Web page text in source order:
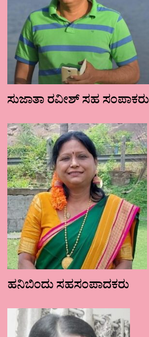
ಸುಜಾತಾ ರವೀಶ್ ಸಹ ಸಂಪಾಕರು
ಹನಿಬಿಂದು ಸಹಸಂಪಾದಕರು